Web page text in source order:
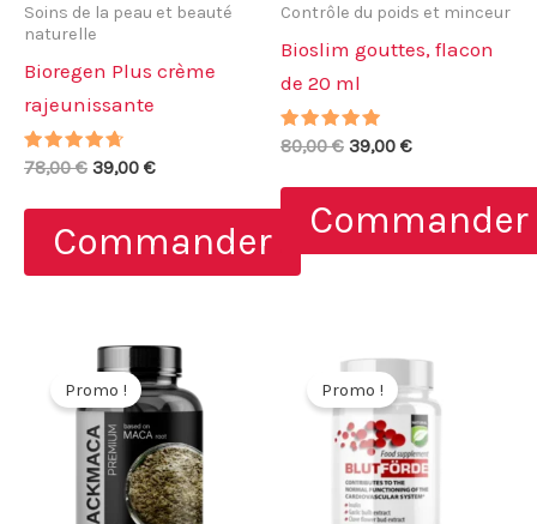
Soins de la peau et beauté
naturelle
Bioregen Plus crème
rajeunissante
Note
78,00€ Le
initial
était :
78,00 €.
39,00 €Le
actuel
est :
39,00 €.
Commander
Contrôle du poids et minceur
Bioslim gouttes, flacon
de 20 ml
Note
80,00€ Le
initial
était :
80,00 €.
39,00 €Le
actuel
est :
39,00 €.
Commander
Promo ! Promo !